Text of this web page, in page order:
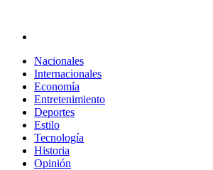
Nacionales
Internacionales
Economía
Entretenimiento
Deportes
Estilo
Tecnología
Historia
Opinión